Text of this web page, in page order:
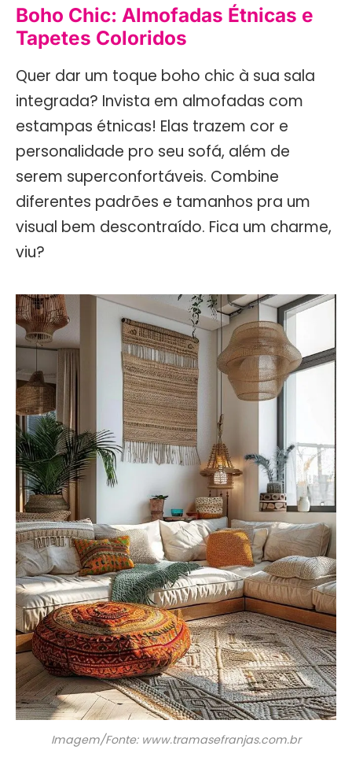
Boho Chic: Almofadas Étnicas e
Tapetes Coloridos
Quer dar um toque boho chic à sua sala
integrada? Invista em almofadas com
estampas étnicas! Elas trazem cor e
personalidade pro seu sofá, além de
serem superconfortáveis. Combine
diferentes padrões e tamanhos pra um
visual bem descontraído. Fica um charme,
viu?
Imagem/Fonte: www.tramasefranjas.com.br